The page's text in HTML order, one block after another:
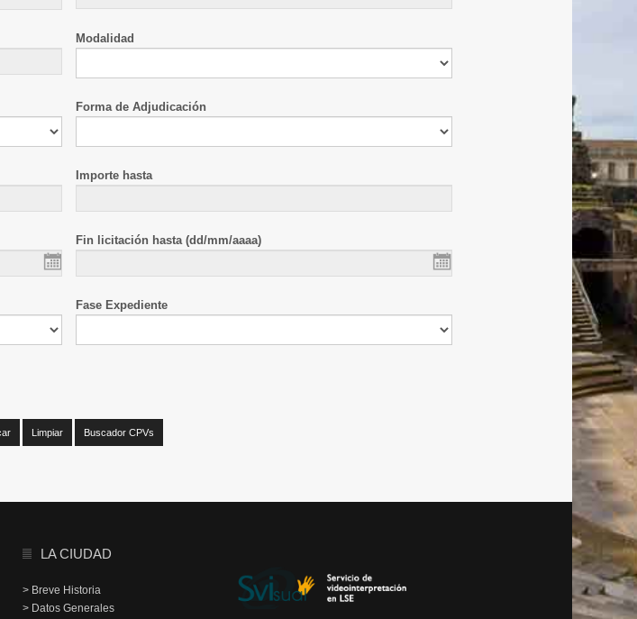
Modalidad
Forma de Adjudicación
Importe hasta
Fin licitación hasta (dd/mm/aaaa)
Fase Expediente
LA CIUDAD
> Breve Historia
> Datos Generales